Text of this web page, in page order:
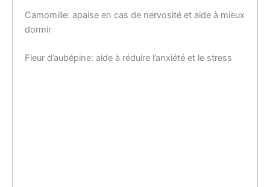
Camomille: apaise en cas de nervosité et aide à mieux
dormir
Fleur d’aubépine: aide à réduire l’anxiété et le stress